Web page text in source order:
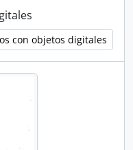
con objetos digitales